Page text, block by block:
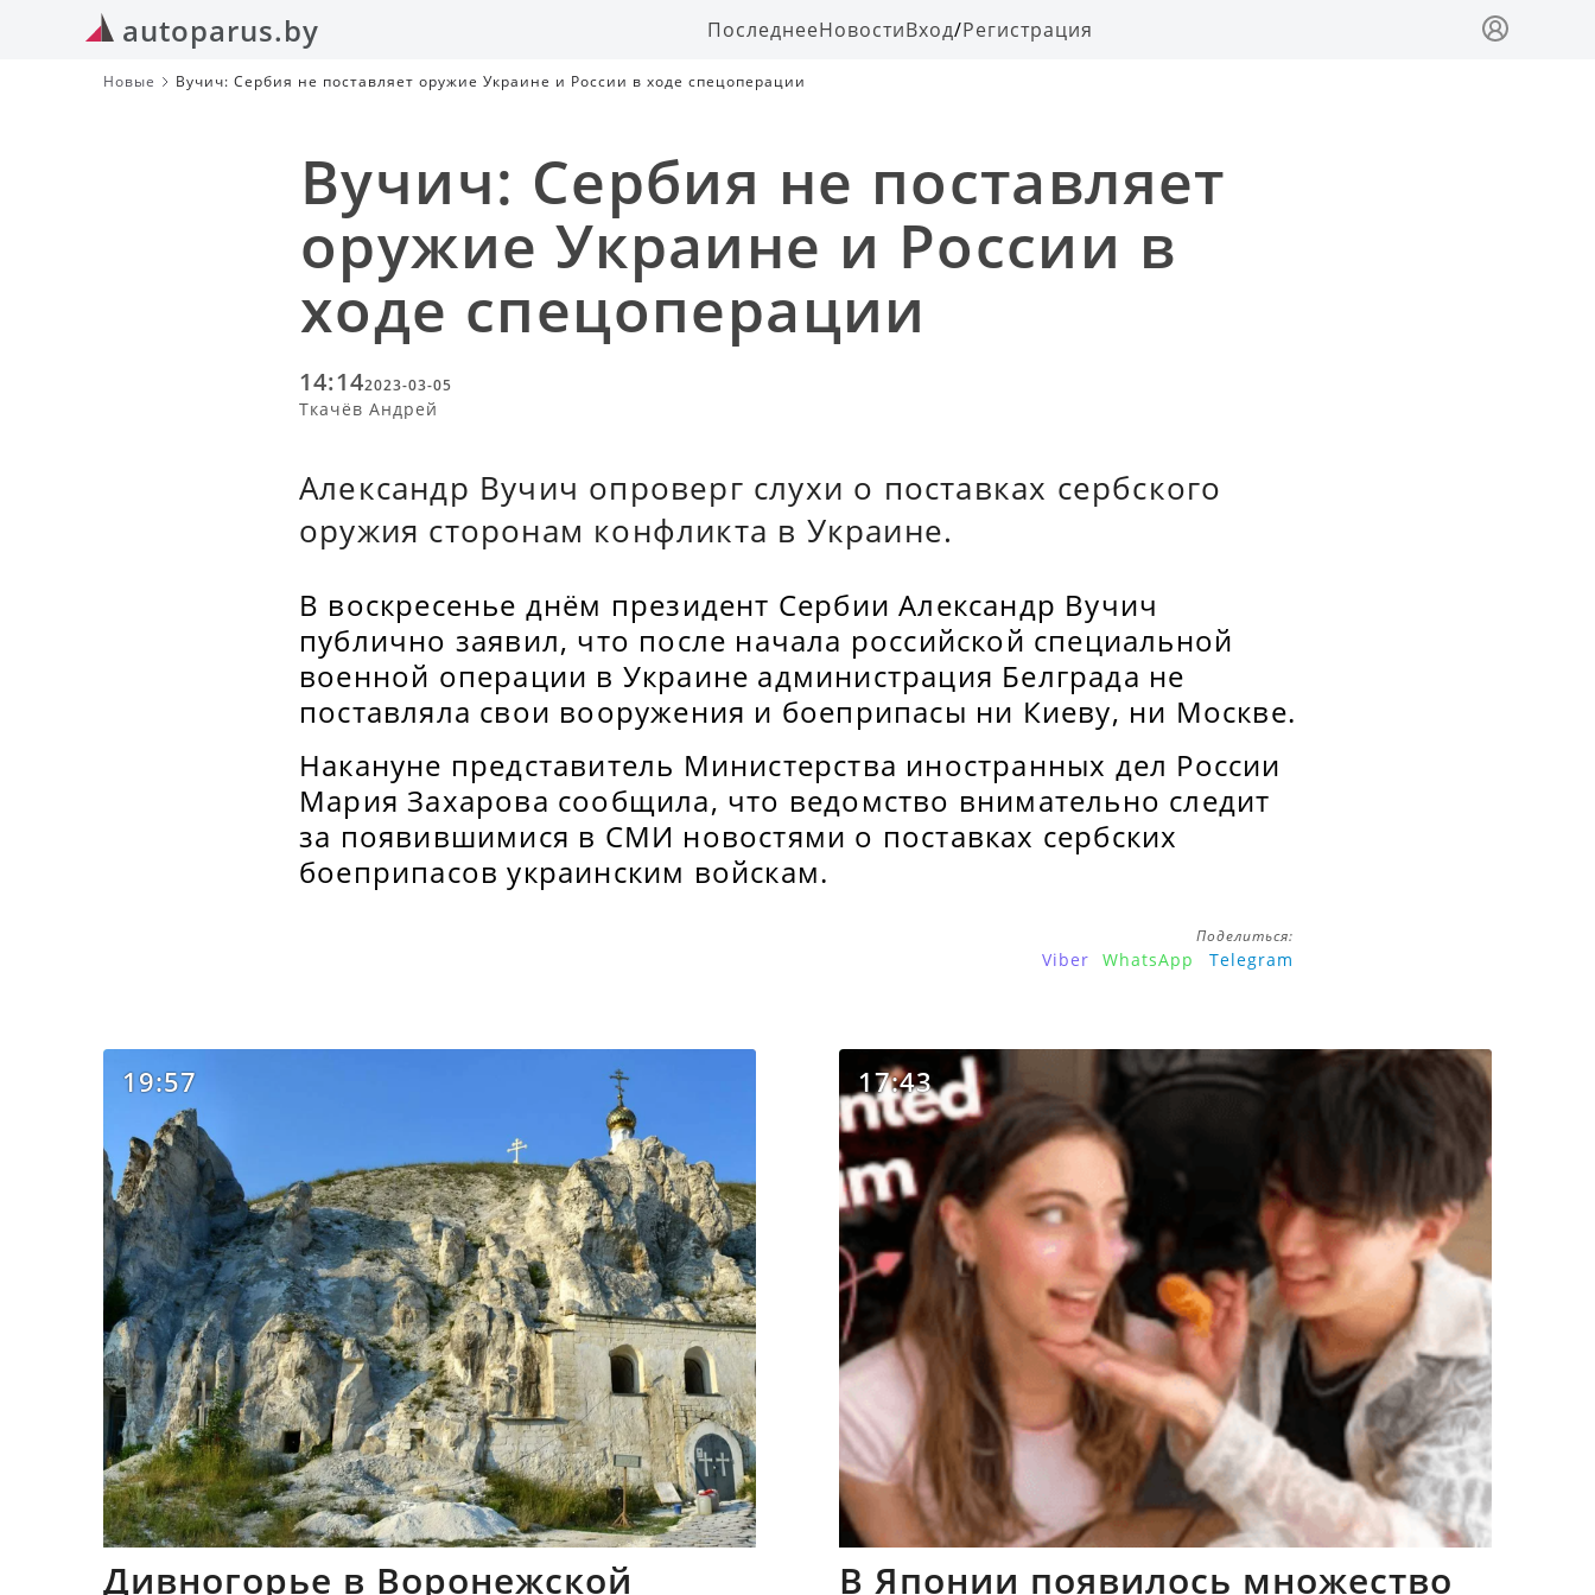
autoparus.by ПоследнееНовостиВход/Регистрация
Новые Вучич: Сербия не поставляет оружие Украине и России в ходе спецоперации
Вучич: Сербия не поставляет
оружие Украине и России в
ходе спецоперации
14:142023-03-05
Ткачёв Андрей
Александр Вучич опроверг слухи о поставках сербского
оружия сторонам конфликта в Украине.
В воскресенье днём президент Сербии Александр Вучич
публично заявил, что после начала российской специальной
военной операции в Украине администрация Белграда не
поставляла свои вооружения и боеприпасы ни Киеву, ни Москве.
Накануне представитель Министерства иностранных дел России
Мария Захарова сообщила, что ведомство внимательно следит
за появившимися в СМИ новостями о поставках сербских
боеприпасов украинским войскам.
Поделиться:
Viber WhatsApp Telegram
19:57
Дивногорье в Воронежской
17:43
В Японии появилось множество